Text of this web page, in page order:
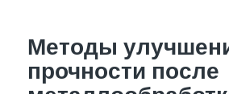
Методы
прочности после